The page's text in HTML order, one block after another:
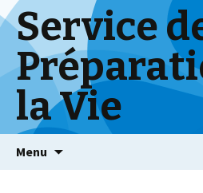
Service
la Vie
Menu